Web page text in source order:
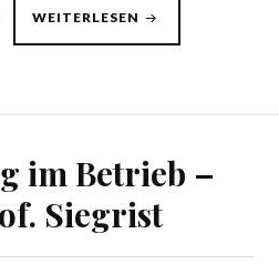
WEITERLESEN „TOP
–
im Betrieb –
Siegrist